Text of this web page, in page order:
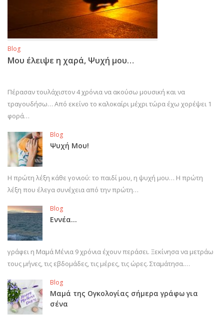
Blog
Μου έλειψε η χαρά, Ψυχή μου…
Πέρασαν τουλάχιστον 4 χρόνια να ακούσω μουσική και να
τραγουδήσω… Από εκείνο το καλοκαίρι μέχρι τώρα έχω χορέψει 1
φορά…
Blog
Ψυχή Μου!
Η πρώτη λέξη κάθε γονιού: το παιδί μου, η ψυχή μου… Η πρώτη
λέξη που έλεγα συνέχεια από την πρώτη…
Blog
Εννέα…
γράφει η Μαμά Μένια 9 χρόνια έχουν περάσει. Ξεκίνησα να μετράω
τους μήνες, τις εβδομάδες, τις μέρες, τις ώρες. Σταμάτησα.…
Blog
Μαμά της Ογκολογίας σήμερα γράφω για
σένα